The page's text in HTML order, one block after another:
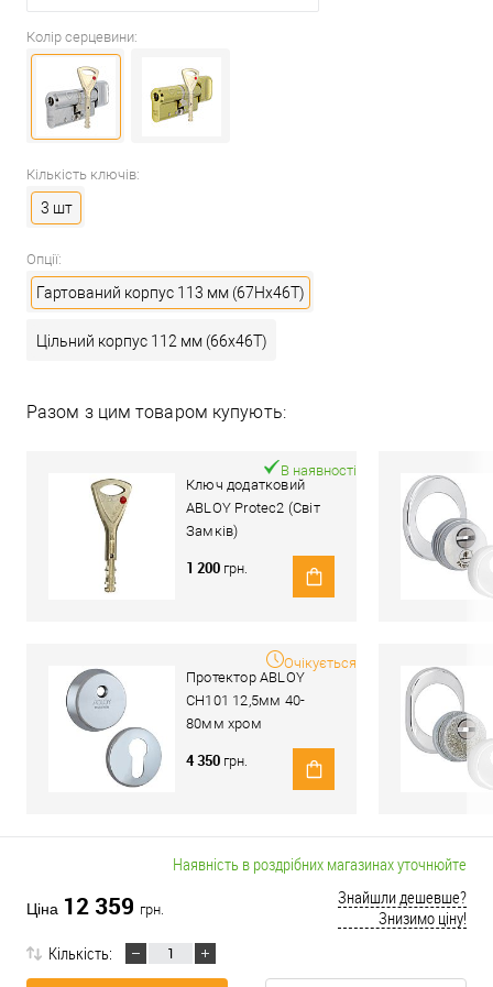
Колір серцевини:
Кількість ключів:
3 шт
Опції:
Гартований корпус 113 мм (67Hx46T)
Цільний корпус 112 мм (66x46T)
Разом з цим товаром купують:
Ключ додатковий
ABLOY Protec2 (Світ
Замків)
В наявності
1 200 грн.
Протектор ABLOY
CH101 12,5мм 40-
80мм хром
Очікується
4 350 грн.
Наявність в роздрібних магазинах уточнюйте
Ціна 12 359 грн.
Знайшли дешевше?
Знизимо ціну!
Кількість: